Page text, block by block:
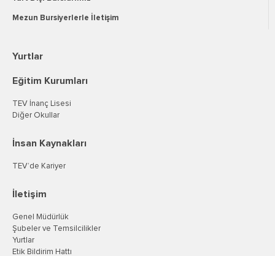
Mezun Bursiyerlerle İletişim
Yurtlar
Eğitim Kurumları
TEV İnanç Lisesi
Diğer Okullar
İnsan Kaynakları
TEV’de Kariyer
İletişim
Genel Müdürlük
Şubeler ve Temsilcilikler
Yurtlar
Etik Bildirim Hattı